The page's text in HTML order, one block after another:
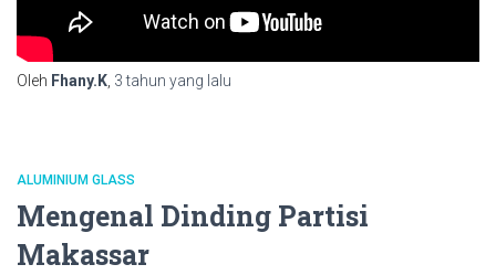
Oleh Fhany.K, 3 tahun yang lalu
ALUMINIUM GLASS
Mengenal Dinding Partisi
Makassar